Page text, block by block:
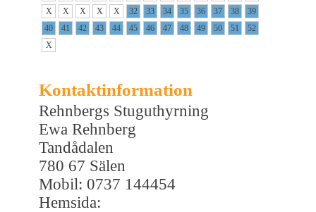
X
X X X X 32 33 34 35 36 37 38
39
40
41 42 43 44 45 46 47 48 49 50 51
52
X
Kontaktinformation
Rehnbergs Stuguthyrning
Ewa Rehnberg
Tandådalen
780 67 Sälen
Mobil: 0737 144454
Hemsida: